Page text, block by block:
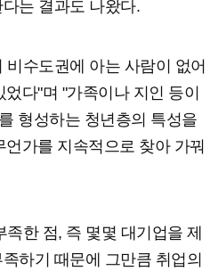
는 결과도 나왔다.
수도권에 아는 사람이 없어
다"며 "가족이나 지인 등이
형성하는 청년층의 특성을
가를 지속적으로 찾아 가꿔
한 점, 즉 몇몇 대기업을 제
하기 때문에 그만큼 취업의